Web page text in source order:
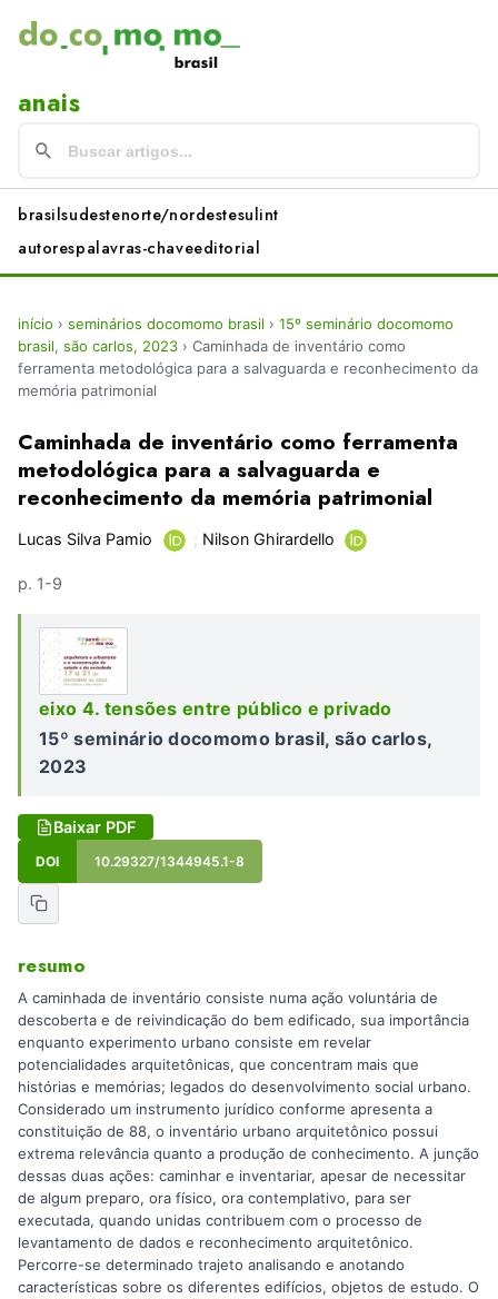
anais
brasilsudestenorte/nordestesulint
autorespalavras-chaveeditorial
início › seminários docomomo brasil › 15º seminário docomomo
brasil, são carlos, 2023 › Caminhada de inventário como
ferramenta metodológica para a salvaguarda e reconhecimento da
memória patrimonial
Caminhada de inventário como ferramenta
metodológica para a salvaguarda e
reconhecimento da memória patrimonial
Lucas Silva Pamio ; Nilson Ghirardello
p. 1-9
eixo 4. tensões entre público e privado
15º seminário docomomo brasil, são carlos,
2023
Baixar PDF
DOI 10.29327/1344945.1-8
resumo
A caminhada de inventário consiste numa ação voluntária de
descoberta e de reivindicação do bem edificado, sua importância
enquanto experimento urbano consiste em revelar
potencialidades arquitetônicas, que concentram mais que
histórias e memórias; legados do desenvolvimento social urbano.
Considerado um instrumento jurídico conforme apresenta a
constituição de 88, o inventário urbano arquitetônico possui
extrema relevância quanto a produção de conhecimento. A junção
dessas duas ações: caminhar e inventariar, apesar de necessitar
de algum preparo, ora físico, ora contemplativo, para ser
executada, quando unidas contribuem com o processo de
levantamento de dados e reconhecimento arquitetônico.
Percorre-se determinado trajeto analisando e anotando
características sobre os diferentes edifícios, objetos de estudo. O